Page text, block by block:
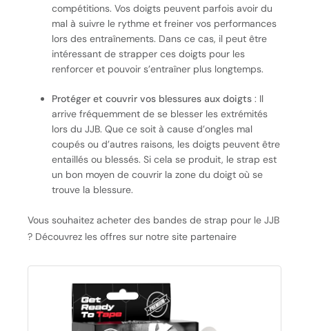
compétitions. Vos doigts peuvent parfois avoir du
mal à suivre le rythme et freiner vos performances
lors des entraînements. Dans ce cas, il peut être
intéressant de strapper ces doigts pour les
renforcer et pouvoir s’entraîner plus longtemps.
Protéger et couvrir vos blessures aux doigts : Il
arrive fréquemment de se blesser les extrémités
lors du JJB. Que ce soit à cause d’ongles mal
coupés ou d’autres raisons, les doigts peuvent être
entaillés ou blessés. Si cela se produit, le strap est
un bon moyen de couvrir la zone du doigt où se
trouve la blessure.
Vous souhaitez acheter des bandes de strap pour le JJB
? Découvrez les offres sur notre site partenaire